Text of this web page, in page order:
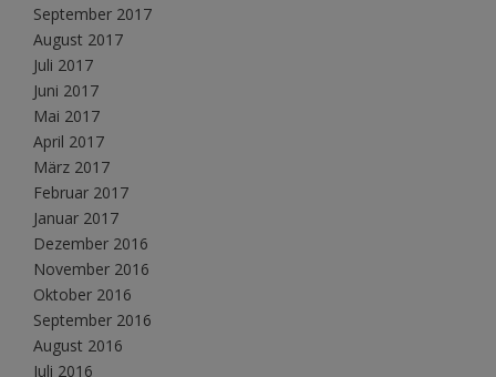
September 2017
August 2017
Juli 2017
Juni 2017
Mai 2017
April 2017
März 2017
Februar 2017
Januar 2017
Dezember 2016
November 2016
Oktober 2016
September 2016
August 2016
Juli 2016